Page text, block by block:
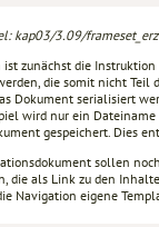
kap03/3.09/
ist zunächst die Instruktion
die somit nicht Teil
Dokument serialisiert
wird nur ein
gespeichert. Dies
sollen
die als Link zu den
Navigation eigene